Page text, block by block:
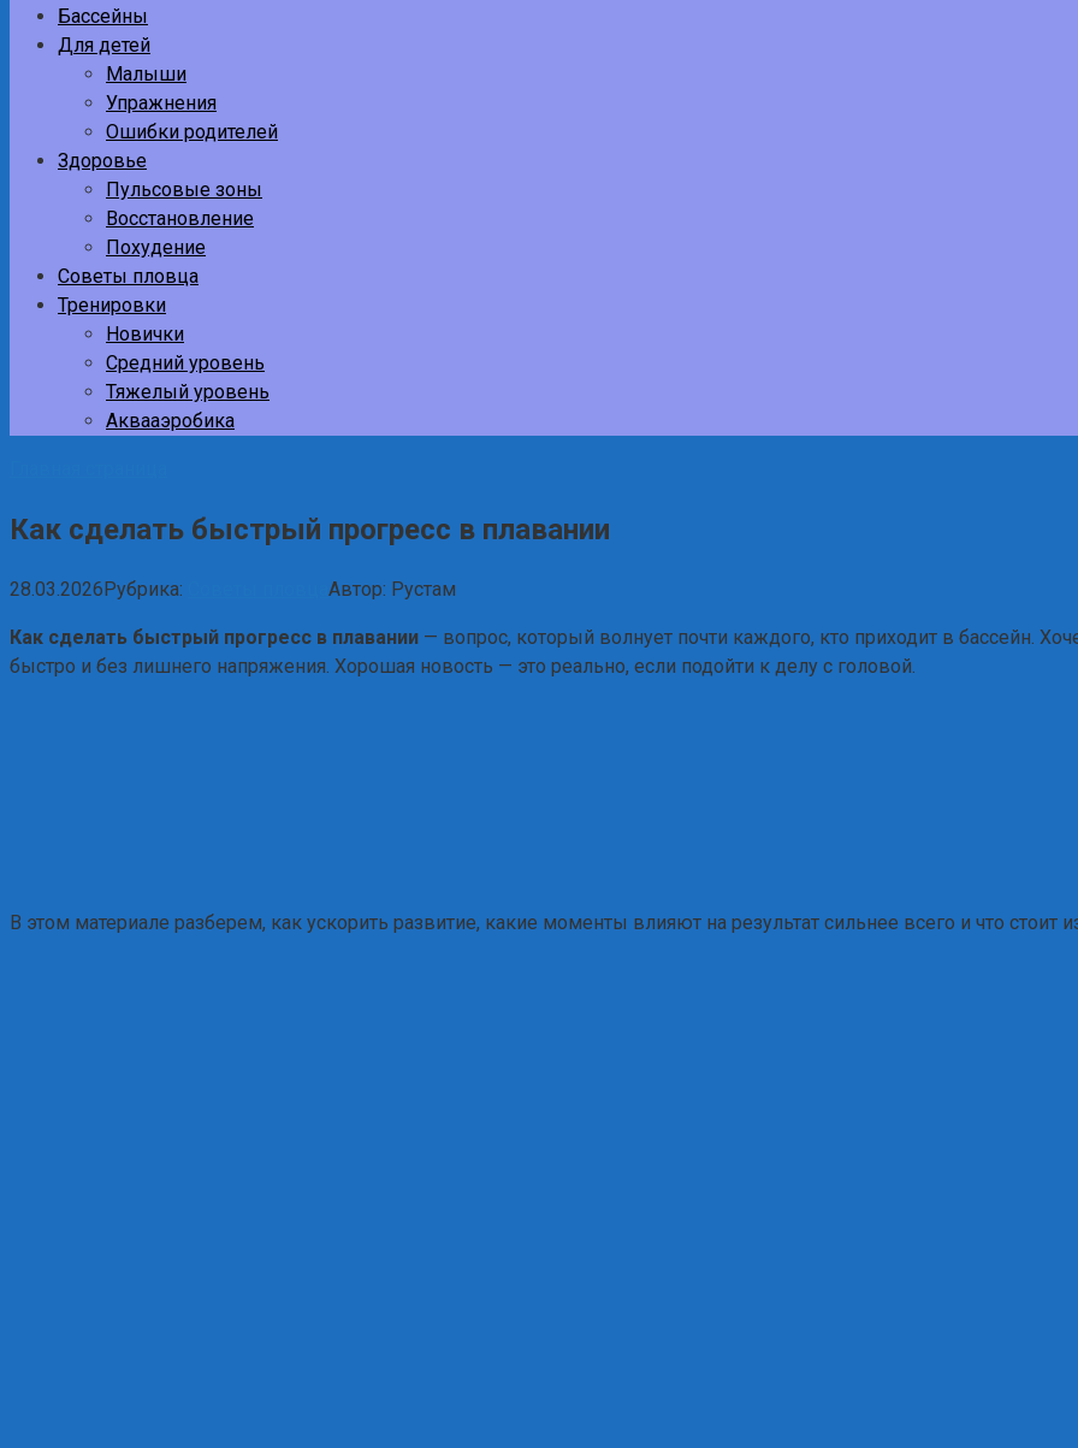
Бассейны
Для детей
Малыши
Упражнения
Ошибки родителей
Здоровье
Пульсовые зоны
Восстановление
Похудение
Советы пловца
Тренировки
Новички
Средний уровень
Тяжелый уровень
Аквааэробика
Как сделать быстрый прогресс в плавании
28.03.2026Рубрика: Автор: Рустам
Как сделать быстрый прогресс в плавании — вопрос, который волнует почти каждого, кто приходит в бассейн.
быстро и без лишнего напряжения. Хорошая новость — это реально, если подойти к делу с головой.
В этом материале разберем, как ускорить развитие, какие моменты влияют на результат сильнее всего и что